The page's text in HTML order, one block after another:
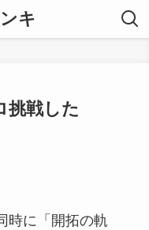
キ
挑戦した
時に「開拓の軌